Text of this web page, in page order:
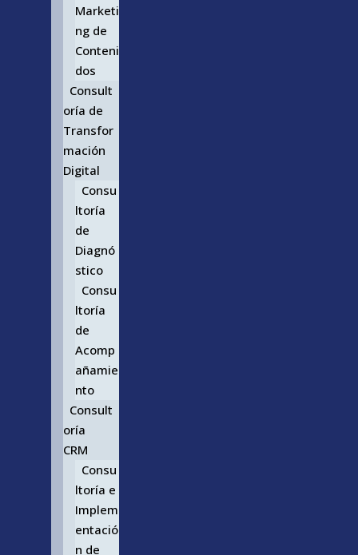
Marketi
ng de
Conteni
dos
Consult
oría de
Transfor
mación
Digital
Consu
ltoría
de
Diagnó
stico
Consu
ltoría
de
Acomp
añamie
nto
Consult
oría
CRM
Consu
ltoría e
Implem
entació
n de